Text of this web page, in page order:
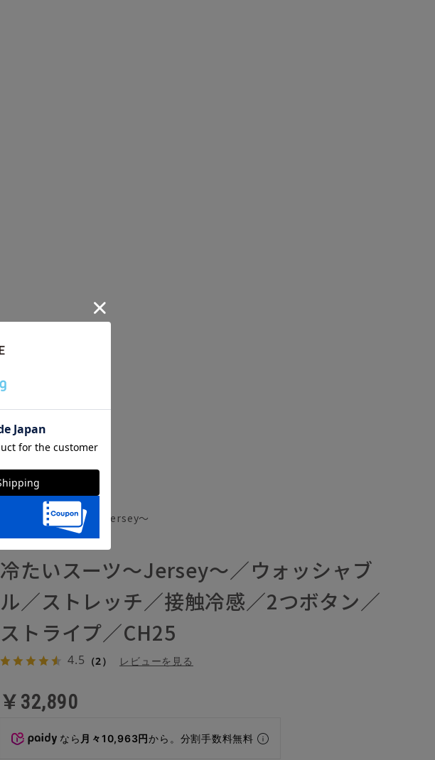
春夏／冷たいスーツ～Jersey～
冷たいスーツ～Jersey～／ウォッシャブ
ル／ストレッチ／接触冷感／2つボタン／
ストライプ／CH25
4.5 （2） レビューを見る
￥32,890
なら 月々10,963円から。分割手数料無料